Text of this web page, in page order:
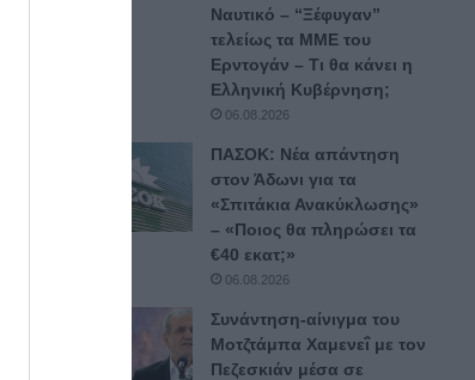
Ναυτικό – “Ξέφυγαν”
τελείως τα ΜΜΕ του
Ερντογάν – Τι θα κάνει η
Ελληνική Κυβέρνηση;
06.08.2026
ΠΑΣΟΚ: Νέα απάντηση
στον Άδωνι για τα
«Σπιτάκια Ανακύκλωσης»
– «Ποιος θα πληρώσει τα
€40 εκατ;»
06.08.2026
Συνάντηση-αίνιγμα του
Μοτζτάμπα Χαμενεΐ με τον
Πεζεσκιάν μέσα σε